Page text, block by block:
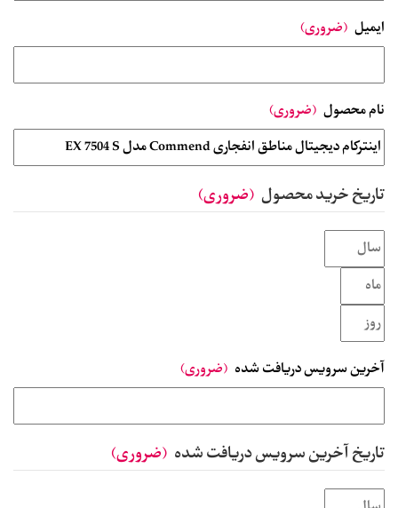
ایمیل (ضروری)
نام محصول (ضروری)
تاریخ خرید محصول (ضروری)
آخرین سرویس دریافت شده (ضروری)
تاریخ آخرین سرویس دریافت شده (ضروری)